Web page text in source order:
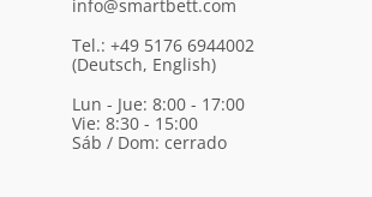
info@smartbett.com
Tel.: +49 5176 6944002
(Deutsch, English)
Lun - Jue: 8:00 - 17:00
Vie: 8:30 - 15:00
Sáb / Dom: cerrado